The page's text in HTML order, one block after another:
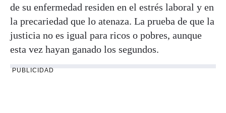
de su enfermedad residen en el estrés laboral y en
la precariedad que lo atenaza. La prueba de que la
justicia no es igual para ricos o pobres, aunque
esta vez hayan ganado los segundos.
PUBLICIDAD